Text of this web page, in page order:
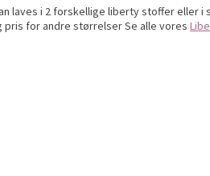
laves i 2 forskellige liberty stoffer
pris for andre størrelser Se alle vores